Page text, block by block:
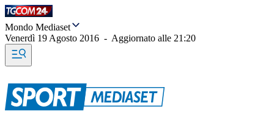
Mondo Mediaset
Venerdì 19 Agosto 2016 - Aggiornato alle 21:20